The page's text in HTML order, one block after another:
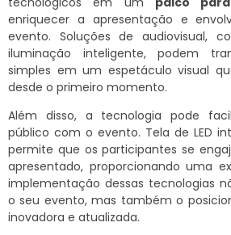
enriquecer a apresentação e
evento. Soluções de audiovisual,
iluminação inteligente, podem
simples em um espetáculo visual
desde o primeiro momento.
Além disso, a tecnologia pode
público com o evento. Tela de LED
permite que os participantes se
apresentado, proporcionando uma
implementação dessas tecnologias
o seu evento, mas também o
inovadora e atualizada.